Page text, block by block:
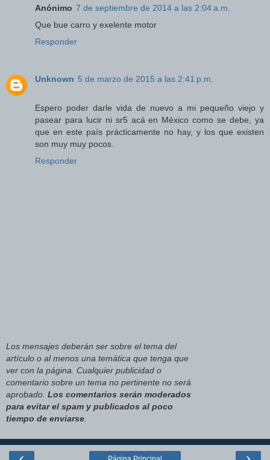
Anónimo 7 de septiembre de 2014 a las 2:04 a.m.
Que bue carro y exelente motor
Responder
Unknown 5 de marzo de 2015 a las 2:41 p.m.
Espero poder darle vida de nuevo a mi pequeño viejo y
pasear para lucir ni sr5 acá en México como se debe, ya
que en este país prácticamente no hay, y los que existen
son muy muy pocos.
Responder
Los mensajes deberán ser sobre el tema del
artículo o al menos una temática que tenga que
ver con la página. Cualquier publicidad o
comentario sobre un tema no pertinente no será
aprobado. Los comentarios serán moderados
para evitar el spam y publicados al poco
tiempo de enviarse